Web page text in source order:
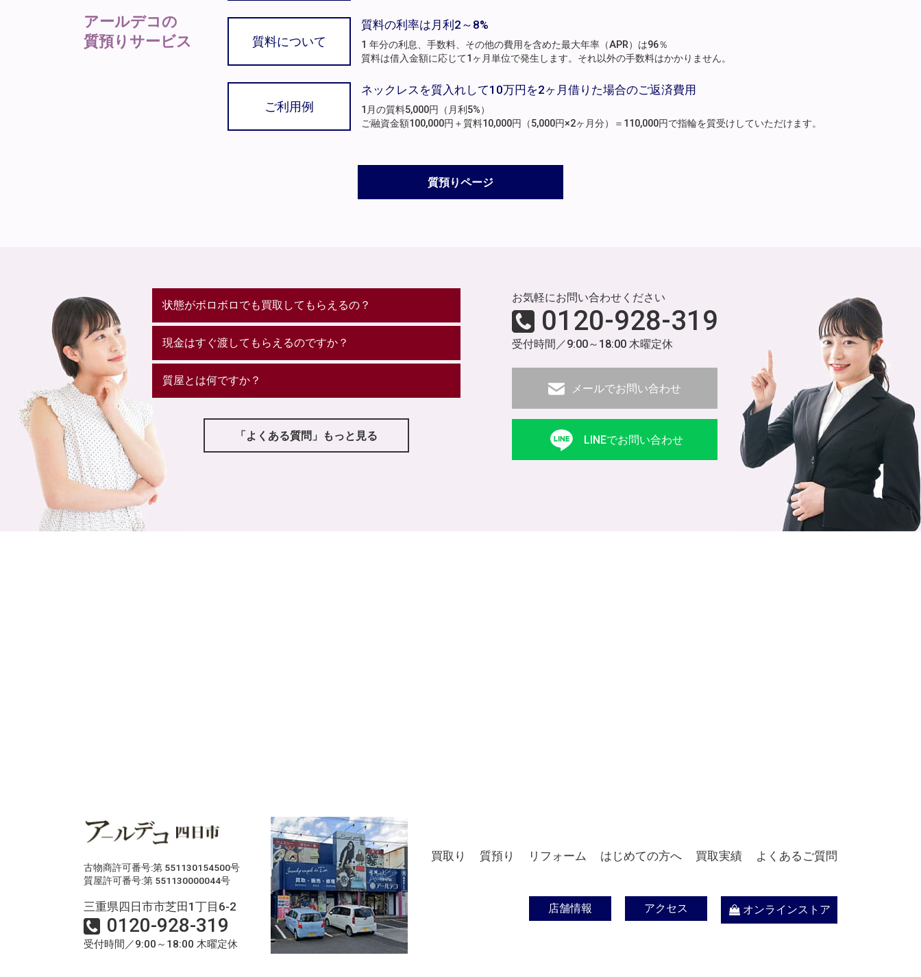
アールデコの
質預りサービス
質料について
質料の利率は月利2～8%
1 年分の利息、手数料、その他の費用を含めた最大年率（APR）は96％
質料は借入金額に応じて1ヶ月単位で発生します。それ以外の手数料はかかりません。
ご利用例
ネックレスを質入れして10万円を2ヶ月借りた場合のご返済費用
1月の質料5,000円（月利5%）
ご融資金額100,000円＋質料10,000円（5,000円×2ヶ月分）＝110,000円で指輪を質受けしていただけます。
質預りページ
状態がボロボロでも買取してもらえるの？
現金はすぐ渡してもらえるのですか？
質屋とは何ですか？
「よくある質問」もっと見る
お気軽にお問い合わせください
0120-928-319
受付時間／9:00～18:00 木曜定休
メールでお問い合わせ
LINEでお問い合わせ
古物商許可番号:第 551130154500号
質屋許可番号:第 551130000044号
三重県四日市市芝田1丁目6-2
0120-928-319
受付時間／9:00～18:00 木曜定休
買取り 質預り リフォーム はじめての方へ 買取実績 よくあるご質問
店舗情報 アクセス オンラインストア